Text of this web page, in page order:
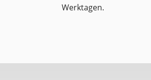
Werktagen.